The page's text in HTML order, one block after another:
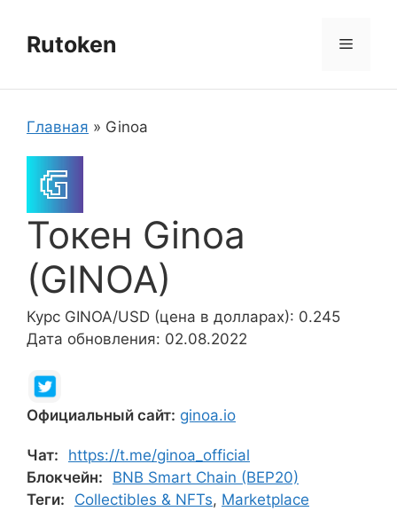
содержимому
Rutoken Меню
Главная » Ginoa
Токен Ginoa
(GINOA)
Курс GINOA/USD (цена в долларах): 0.245
Дата обновления: 02.08.2022
Официальный сайт: ginoa.io
Чат:
https://t.me/ginoa_official
Блокчейн:
BNB Smart Chain (BEP20)
Теги:
Collectibles & NFTs, Marketplace